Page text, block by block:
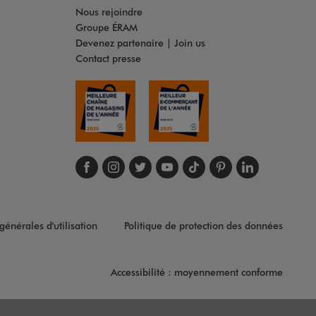
Nous rejoindre
Groupe ÉRAM
Devenez partenaire | Join us
Contact presse
Suivez-nous sur
Suivez-nous sur
Suivez-nous sur
Suivez-nous
Suivez-
Suivez-
d'utilisation Politique de protection des données
Accessibilité : moyennement conforme